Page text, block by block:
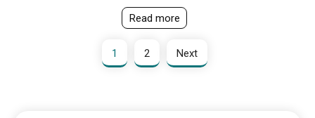
Read more
1 2 Next